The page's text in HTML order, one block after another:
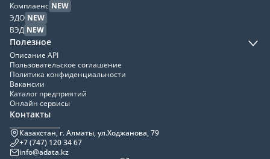
Комплаенс NEW
ЭДО NEW
ВЭД NEW
Полезное
Описание API
Пользовательское соглашение
Политика конфиденциальности
Вакансии
Каталог предприятий
Онлайн сервисы
Контакты
Казахстан, г. Алматы, ул.Ходжанова, 79
+7 (747) 120 34 67
info@adata.kz